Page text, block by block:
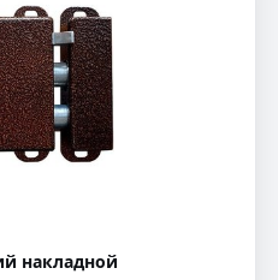
накладной